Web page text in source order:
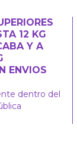
12 KG
Y A
ENVIOS
dentro del